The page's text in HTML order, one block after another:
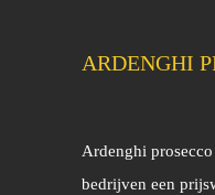
ARDENGHI
Ardenghi
bedrijven een